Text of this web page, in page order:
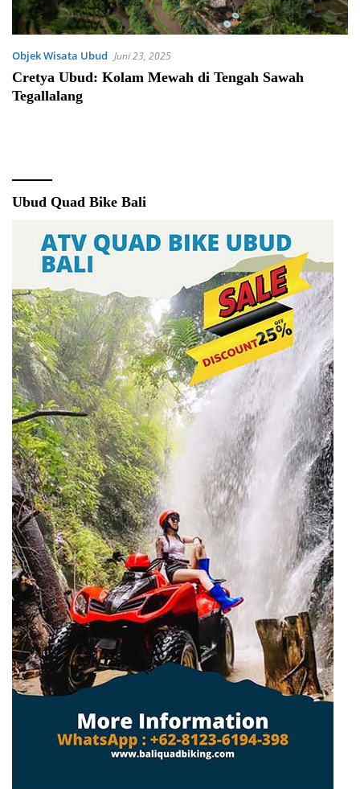
Objek Wisata Ubud Juni 23, 2025
Cretya Ubud: Kolam Mewah di Tengah Sawah
Tegallalang
Ubud Quad Bike Bali